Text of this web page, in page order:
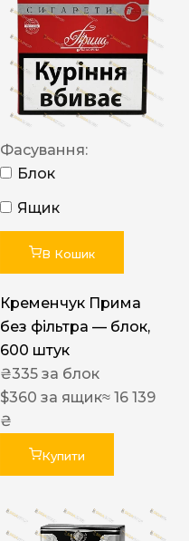
Фасування:
Блок
Ящик
В Кошик
Кременчук Прима
без фільтра — блок,
600 штук
₴335 за блок
$360 за ящик≈ 16 139
₴
Купити